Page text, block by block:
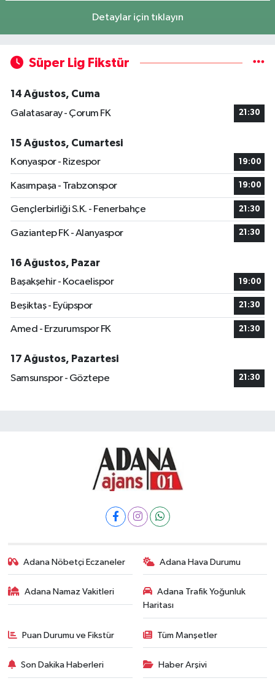
Detaylar için tıklayın
Süper Lig Fikstür
14 Ağustos, Cuma
Galatasaray - Çorum FK
21:30
15 Ağustos, Cumartesi
Konyaspor - Rizespor
19:00
Kasımpaşa - Trabzonspor 19:00
Gençlerbirliği S.K. - Fenerbahçe 21:30
Gaziantep FK - Alanyaspor 21:30
16 Ağustos, Pazar
Başakşehir - Kocaelispor
19:00
Beşiktaş - Eyüpspor 21:30
Amed - Erzurumspor FK 21:30
17 Ağustos, Pazartesi
Samsunspor - Göztepe
21:30
Adana Nöbetçi Eczaneler Adana Hava Durumu
Adana Namaz Vakitleri
Adana Trafik Yoğunluk
Haritası
Puan Durumu ve Fikstür Tüm Manşetler
Son Dakika Haberleri Haber Arşivi